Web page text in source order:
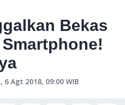
Bekas
6 Agt 2018, 09:00 WIB